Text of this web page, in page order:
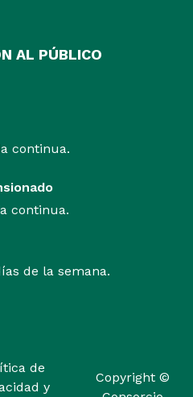
AL PÚBLICO
continua.
continua.
de la semana.
de
y
Copyright ©